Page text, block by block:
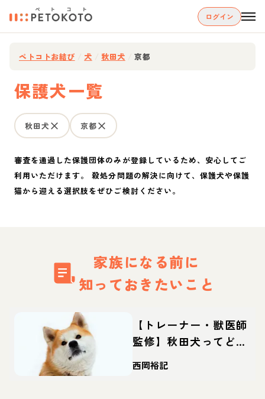
ログイン
ペトコトお結び 犬 秋田犬 京都
保護犬一覧
秋田犬 京都
審査を通過した保護団体のみが登録しているため、安心してご
利用いただけます。 殺処分問題の解決に向けて、保護犬や保護
猫から迎える選択肢をぜひご検討ください。
家族になる前に
知っておきたいこと
【トレーナー・獣医師
監修】秋田犬ってどん
な犬？性格・特徴・育
て方・迎え方
西岡裕記